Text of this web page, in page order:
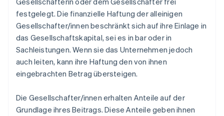
festgelegt. Die finanzielle Haftung der alleinigen
Gesellschafter/innen beschränkt sich auf ihre Einlage in
das Gesellschaftskapital, sei es in bar oder in
Sachleistungen. Wenn sie das Unternehmen jedoch
auch leiten, kann ihre Haftung den von ihnen
eingebrachten Betrag übersteigen.
Die Gesellschafter/innen erhalten Anteile auf der
Grundlage ihres Beitrags. Diese Anteile geben ihnen